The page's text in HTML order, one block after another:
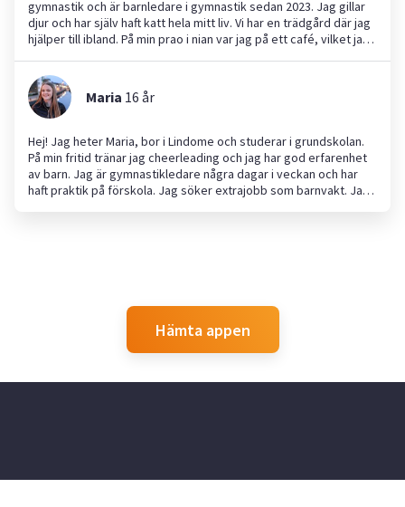
gymnastik och är barnledare i gymnastik sedan 2023. Jag gillar
djur och har själv haft katt hela mitt liv. Vi har en trädgård där jag
hjälper till ibland. På min prao i nian var jag på ett café, vilket jag
pysslar, bakar och leker. Anlitar du mig får du en positiv, lugn och
Maria 16 år
Hej! Jag heter Maria, bor i Lindome och studerar i grundskolan.
På min fritid tränar jag cheerleading och jag har god erfarenhet
av barn. Jag är gymnastikledare några dagar i veckan och har
haft praktik på förskola. Jag söker extrajobb som barnvakt. Jag
Hämta appen